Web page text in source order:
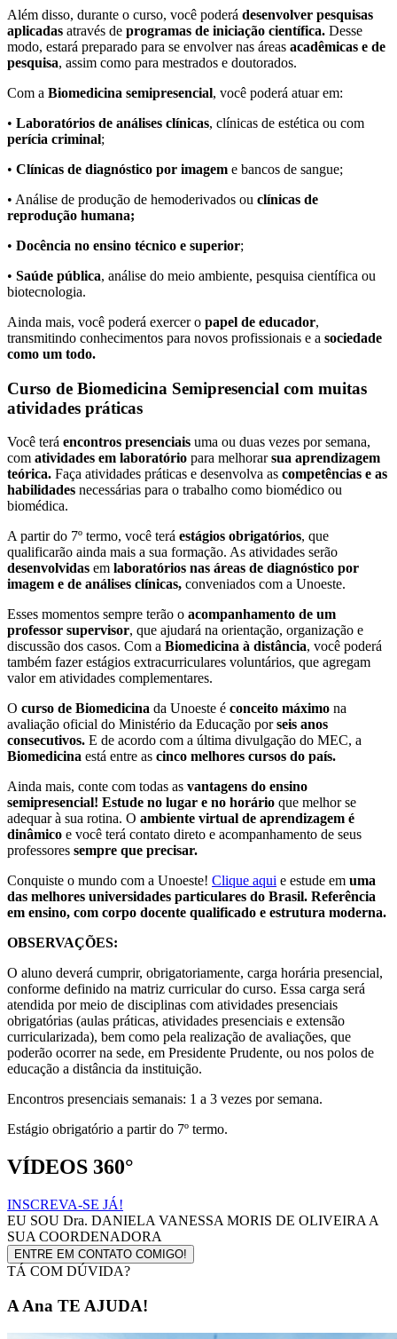
Além disso, durante o curso, você poderá desenvolver pesquisas
aplicadas através de programas de iniciação científica. Desse
modo, estará preparado para se envolver nas áreas acadêmicas e de
pesquisa, assim como para mestrados e doutorados.
Com a Biomedicina semipresencial, você poderá atuar em:
• Laboratórios de análises clínicas, clínicas de estética ou com
perícia criminal;
• Clínicas de diagnóstico por imagem e bancos de sangue;
• Análise de produção de hemoderivados ou clínicas de
reprodução humana;
• Docência no ensino técnico e superior;
• Saúde pública, análise do meio ambiente, pesquisa científica ou
biotecnologia.
Ainda mais, você poderá exercer o papel de educador,
transmitindo conhecimentos para novos profissionais e a sociedade
como um todo.
Curso de Biomedicina Semipresencial com muitas
atividades práticas
Você terá encontros presenciais uma ou duas vezes por semana,
com atividades em laboratório para melhorarsua aprendizagem
teórica. Faça atividades práticas e desenvolva as competências e as
habilidades necessárias para o trabalho como biomédico ou
biomédica.
A partir do 7º termo, você terá estágios obrigatórios, que
qualificarão ainda mais a sua formação. As atividades serão
desenvolvidas em laboratórios nas áreas de diagnóstico por
imagem e de análises clínicas, conveniados com a Unoeste.
Esses momentos sempre terão o acompanhamento de um
professor supervisor, que ajudará na orientação, organização e
discussão dos casos. Com a Biomedicina à distância, você poderá
também fazer estágios extracurriculares voluntários, que agregam
valor em atividades complementares.
O curso de Biomedicina da Unoeste é conceito máximo na
avaliação oficial do Ministério da Educação porseis anos
consecutivos. E de acordo com a última divulgação do MEC, a
Biomedicina está entre as cinco melhores cursos do país.
Ainda mais, conte com todas as vantagens do ensino
semipresencial! Estude no lugar e no horário que melhor se
adequar à sua rotina. O ambiente virtual de aprendizagem é
dinâmico e você terá contato direto e acompanhamento de seus
professores sempre que precisar.
Conquiste o mundo com a Unoeste! Clique aqui e estude em uma
das melhores universidades particulares do Brasil. Referência
em ensino, com corpo docente qualificado e estrutura moderna.
OBSERVAÇÕES:
O aluno deverá cumprir, obrigatoriamente, carga horária presencial,
conforme definido na matriz curricular do curso. Essa carga será
atendida por meio de disciplinas com atividades presenciais
obrigatórias (aulas práticas, atividades presenciais e extensão
curricularizada), bem como pela realização de avaliações, que
poderão ocorrer na sede, em Presidente Prudente, ou nos polos de
educação a distância da instituição.
Encontros presenciais semanais: 1 a 3 vezes por semana.
Estágio obrigatório a partir do 7º termo.
VÍDEOS 360°
INSCREVA-SE JÁ!
EU SOU Dra. DANIELA VANESSA MORIS DE OLIVEIRA A
SUA COORDENADORA
ENTRE EM CONTATO COMIGO!
TÁ COM DÚVIDA?
A Ana TE AJUDA!